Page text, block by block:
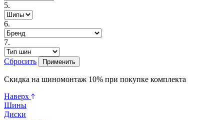
5.
6.
7.
Сбросить Применить
Скидка на шиномонтаж 10% при покупке комплекта
Наверх
Шины
Диски